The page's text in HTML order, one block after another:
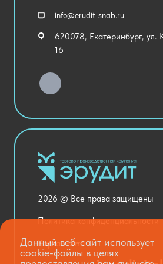
Спортивный зал
Уличное оборудование
Хозяйственные Товары
Столовая и пищеблок
Оснащение кабинетов
Медицинский кабинет
Национальные проекты
info@erudit-snab.ru
620078, Екатеринбург, ул.
16
2026 © Все права защищены
Политика конфиденциальности
Карта сайта
Данный веб-сайт использует
cookie-файлы в целях